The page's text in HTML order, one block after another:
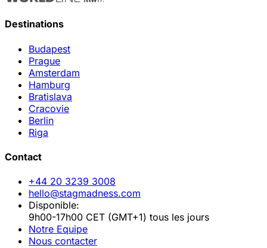
Destinations
Budapest
Prague
Amsterdam
Hamburg
Bratislava
Cracovie
Berlin
Riga
Contact
+44 20 3239 3008
hello@stagmadness.com
Disponible:
9h00-17h00 CET (GMT+1) tous les jours
Notre Equipe
Nous contacter